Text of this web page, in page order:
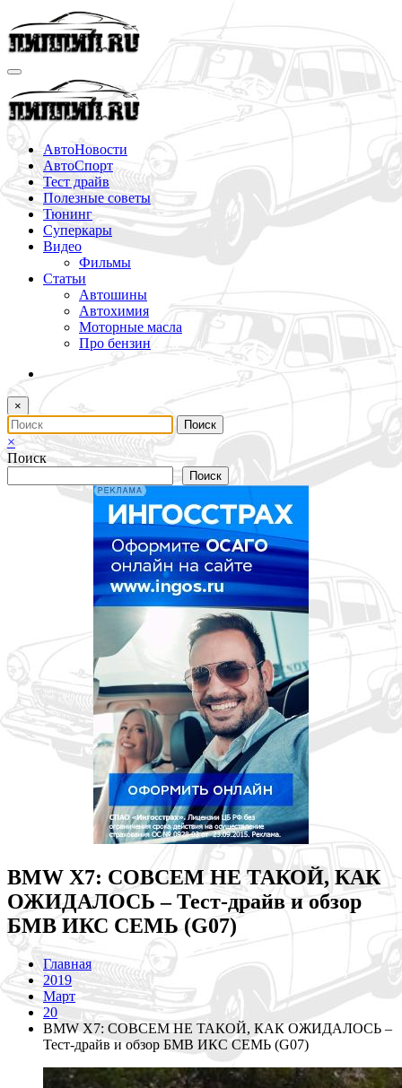
Перейти
к
содержимому
АвтоНовости
АвтоСпорт
Тест драйв
Полезные советы
Тюнинг
Суперкары
Видео
Фильмы
Статьи
Автошины
Автохимия
Моторные масла
Про бензин
×
×
Поиск
Поиск
BMW X7: СОВСЕМ НЕ ТАКОЙ, КАК
ОЖИДАЛОСЬ – Тест-драйв и обзор
БМВ ИКС СЕМЬ (G07)
Главная
2019
Март
20
BMW X7: СОВСЕМ НЕ ТАКОЙ, КАК ОЖИДАЛОСЬ –
Тест-драйв и обзор БМВ ИКС СЕМЬ (G07)